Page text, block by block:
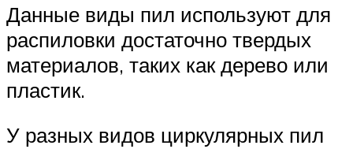
Данные виды пил используют для
распиловки достаточно твердых
материалов, таких как дерево или
пластик.
У разных видов циркулярных пил